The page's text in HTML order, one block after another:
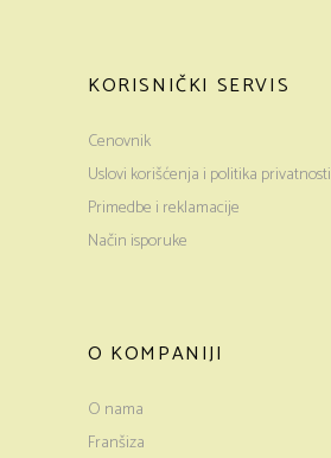
KORISNIČKI SERVIS
Cenovnik
Uslovi korišćenja i politika privatnosti
Primedbe i reklamacije
Način isporuke
O KOMPANIJI
O nama
Franšiza